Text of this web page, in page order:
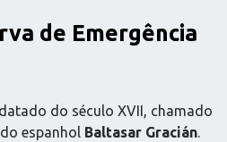
de Emergência
do século XVII, chamado
espanhol Baltasar Gracián.